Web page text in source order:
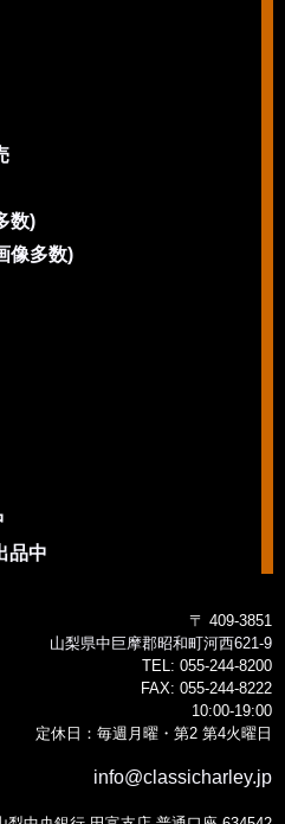
数)
像多数)
品中
〒 409-3851
山梨県中巨摩郡昭和町河西621-9
TEL: 055-244-8200
FAX: 055-244-8222
10:00-19:00
定休日：毎週月曜・第2 第4火曜日
info@classicharley.jp